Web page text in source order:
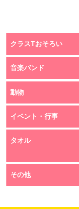
クラスTおそろい
音楽バンド
動物
イベント・行事
タオル
その他